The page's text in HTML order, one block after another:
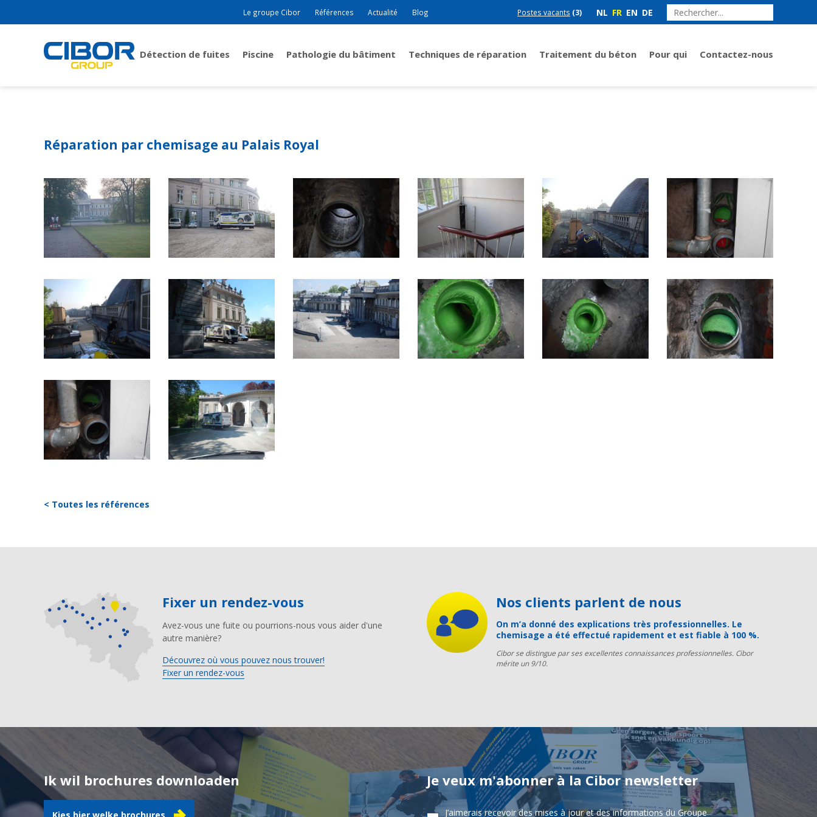
Le groupe Cibor Références Actualité Blog Postes vacants (3) NL FR EN DE
Détection de fuites Piscine Pathologie du bâtiment Techniques de réparation Traitement du béton Pour qui Contactez-nous
Réparation par chemisage au Palais Royal
< Toutes les références
Fixer un rendez-vous
Avez-vous une fuite ou pourrions-nous vous aider d'une
autre manière?
Découvrez où vous pouvez nous trouver!
Fixer un rendez-vous
Nos clients parlent de nous
On m’a donné des explications très professionnelles. Le
chemisage a été effectué rapidement et est fiable à 100 %.
Cibor se distingue par ses excellentes connaissances professionnelles. Cibor
mérite un 9/10.
Ik wil brochures downloaden Je veux m'abonner à la Cibor newsletter
J’aimerais recevoir des mises à jour et des informations du Groupe